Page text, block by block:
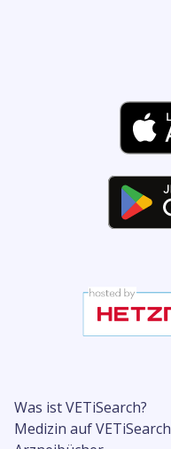
Was ist VETiSearch?
Medizin auf VETiSearch